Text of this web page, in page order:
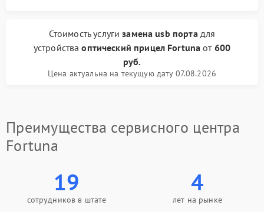
Стоимость услугизамена usb портадля
устройстваоптический прицел Fortuna от 600
руб.
Цена актуальна на текущую дату 07.08.2026
Преимущества сервисного центра
Fortuna
19
сотрудников в штате
4
лет на рынке